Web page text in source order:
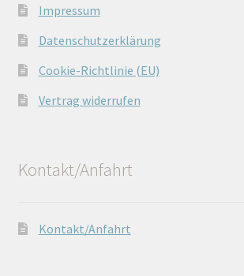
Impressum
Datenschutzerklärung
Cookie-Richtlinie (EU)
Vertrag widerrufen
Kontakt/Anfahrt
Kontakt/Anfahrt